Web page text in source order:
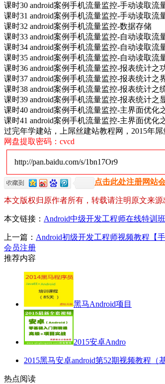
课时30 android案例手机流量监控-手动读取流
课时31 android案例手机流量监控-手动读取流
课时32 android案例手机流量监控-数据存储
课时33 android案例手机流量监控-自动读取流
课时34 android案例手机流量监控-自动读取流
课时35 android案例手机流量监控-自动读取流
课时36 android案例手机流量监控-报表统计之
课时37 android案例手机流量监控-报表统计之
课时38 android案例手机流量监控-报表统计之
课时39 android案例手机流量监控-报表统计之
课时40 android案例手机流量监控-主界面优化
课时41 android案例手机流量监控-主界面优化
过完年学建站，上屌丝建站教程网，2015年
网盘提取密码：cvcd
http://pan.baidu.com/s/1bn17Or9
点击此处注册网站
本文版权归原作者所有，转载请注明原文来
本文链接： Android中级开发工程师在线特训
上一篇： Android初级开发工程师视频教程【
会员注册
推荐内容
黑马Android项目
2015安卓Andro
2015黑马安卓android第52期视频教程（
热点阅读